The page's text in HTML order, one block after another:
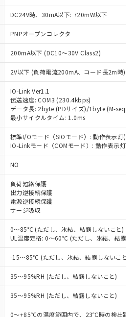
DC24V時、30mA以下: 720mW以下
PNPオープンコレクタ
200mA以下 (DC10～30V Class2)
2V以下 (負荷電流200mA、コード長2m時)
IO-Link Ver1.1
伝送速度: COM3 (230.4kbps)
データ長: 2byte (PDサイズ)/1byte (M-
最小サイクルタイム: 1.0ms
標準I/Oモード（SIOモード）: 動作表示灯(橙
IO-Linkモード（COMモード）: 動作表示灯(
NO
負荷短絡保護
出力逆接続保護
電源逆接続保護
サージ吸収
0～85℃ (ただし、氷結、結露しないこと)
UL温度定格: 0～60℃ (ただし、氷結、結露し
-15～85℃ (ただし、氷結、結露しないこと)
35～95%RH (ただし、結露しないこと)
35～95%RH (ただし、結露しないこと)
0～+85℃の温度範囲内で、23℃時の検出距
件
読みいただき、同意のうえ
。
スは、当社制御機器事業取扱
社在庫状況および標準価格
提供させていただくもので
機器事業取扱商品の中には、
スの対象外となる商品もある
EU RoHS指令（10物質）の
た製品が提供可能な商品で
RoHS指令（10物質）の非含
品に切り替える予定のある
EU RoHS指令（10物質）の
の商品で、対応品を出す予
。
EU RoHS指令（10物質）の
況を調査中または確認中の
センス料など無形物で、有
係のない商品です。
により、非含有部品として
表
質材料含有率が中国RoHSの
ることを示します。
質材料含有率が中国RoHSの